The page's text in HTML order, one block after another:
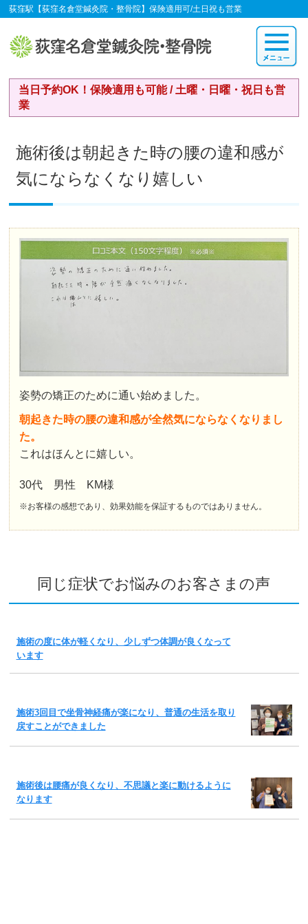
荻窪駅【荻窪名倉堂鍼灸院・整骨院】保険適用可/土日祝も営業
当日予約OK！保険適用も可能 / 土曜・日曜・祝日も営
業
施術後は朝起きた時の腰の違和感が
気にならなくなり嬉しい
姿勢の矯正のために通い始めました。
朝起きた時の腰の違和感が全然気にならなくなりまし
た。
これはほんとに嬉しい。
30代 男性 KM様
※お客様の感想であり、効果効能を保証するものではありません。
同じ症状でお悩みのお客さまの声
施術の度に体が軽くなり、少しずつ体調が良くなって
います
施術3回目で坐骨神経痛が楽になり、普通の生活を取り
戻すことができました
施術後は腰痛が良くなり、不思議と楽に動けるように
なります